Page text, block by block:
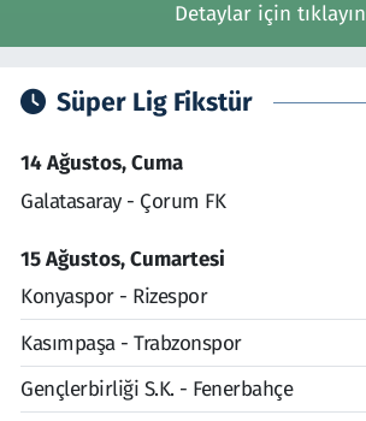
Detaylar için tıklayın
Süper Lig Fikstür
14 Ağustos, Cuma
Galatasaray - Çorum FK
15 Ağustos, Cumartesi
Konyaspor - Rizespor
Kasımpaşa - Trabzonspor
Gençlerbirliği S.K. - Fenerbahçe